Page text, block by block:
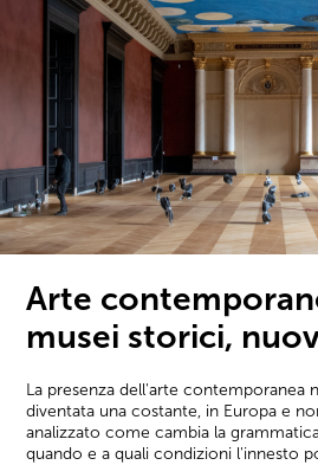
Arte
musei storici,
La presenza dell'arte contemporanea
diventata una costante, in Europa e
analizzato come cambia la
quando e a quali condizioni l'innesto